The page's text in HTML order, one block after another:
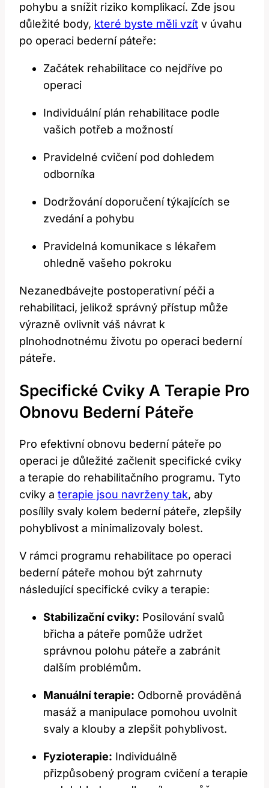
pohybu a snížit riziko komplikací. Zde jsou
důležité body, které byste měli vzít v úvahu
po operaci bederní páteře:
Začátek rehabilitace co nejdříve po
operaci
Individuální plán rehabilitace podle
vašich potřeb a možností
Pravidelné cvičení pod dohledem
odborníka
Dodržování doporučení týkajících se
zvedání a pohybu
Pravidelná komunikace s lékařem
ohledně vašeho pokroku
Nezanedbávejte postoperativní péči a
rehabilitaci, jelikož správný přístup může
výrazně ovlivnit váš návrat k
plnohodnotnému životu po operaci bederní
páteře.
Specifické Cviky A Terapie Pro
Obnovu Bederní Páteře
Pro efektivní obnovu bederní páteře po
operaci je důležité začlenit specifické cviky
a terapie do rehabilitačního programu. Tyto
cviky a terapie jsou navrženy tak, aby
posílily svaly kolem bederní páteře, zlepšily
pohyblivost a minimalizovaly bolest.
V rámci programu rehabilitace po operaci
bederní páteře mohou být zahrnuty
následující specifické cviky a terapie:
Stabilizační cviky: Posilování svalů
břicha a páteře pomůže udržet
správnou polohu páteře a zabránit
dalším problémům.
Manuální terapie: Odborně prováděná
masáž a manipulace pomohou uvolnit
svaly a klouby a zlepšit pohyblivost.
Fyzioterapie: Individuálně
přizpůsobený program cvičení a terapie